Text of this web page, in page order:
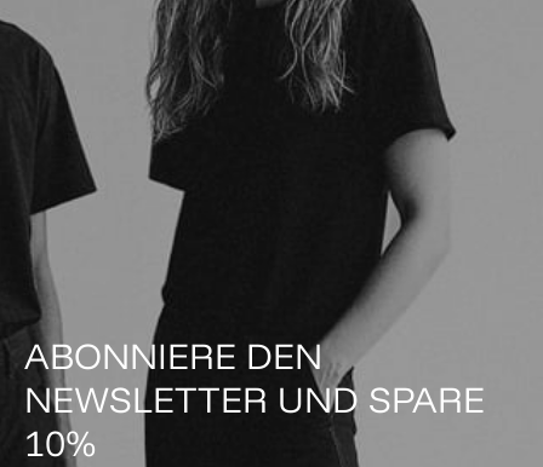
ABONNIERE DEN
NEWSLETTER UND SPARE
10%